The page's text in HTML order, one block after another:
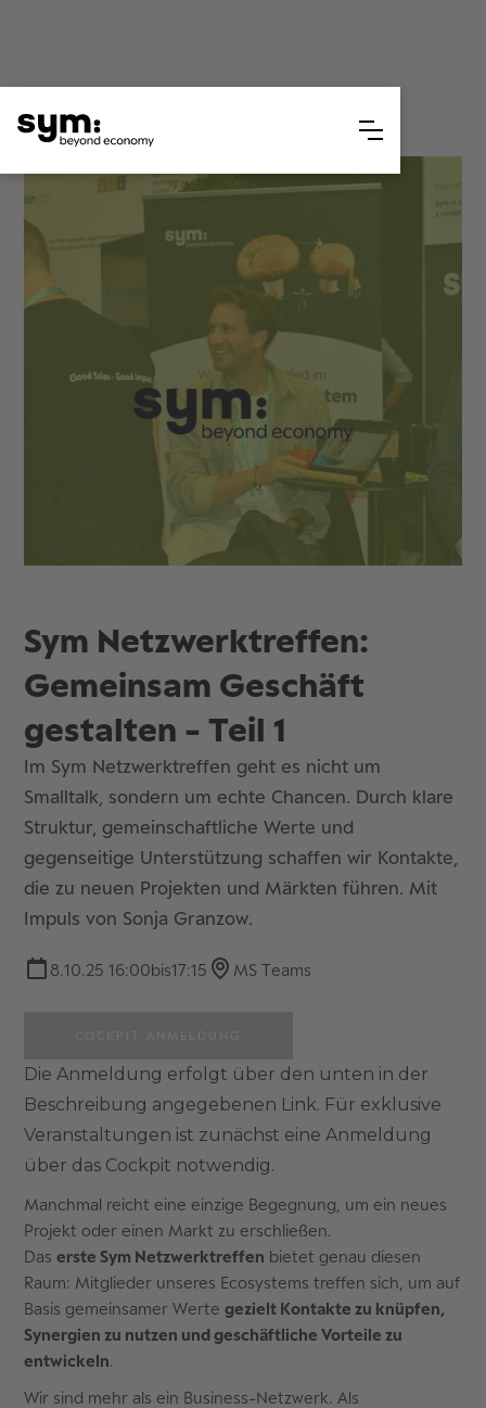
Sym Netzwerktreffen:
Gemeinsam Geschäft
gestalten - Teil 1
Im Sym Netzwerktreffen geht es nicht um
Smalltalk, sondern um echte Chancen. Durch klare
Struktur, gemeinschaftliche Werte und
gegenseitige Unterstützung schaffen wir Kontakte,
die zu neuen Projekten und Märkten führen. Mit
Impuls von Sonja Granzow.
8.10.25 16:00bis17:15 MS Teams
Die Anmeldung erfolgt über den unten in der
Beschreibung angegebenen Link. Für exklusive
Veranstaltungen ist zunächst eine Anmeldung
über das Cockpit notwendig.
Manchmal reicht eine einzige Begegnung, um ein neues
Projekt oder einen Markt zu erschließen.
Daserste Sym Netzwerktreffen bietet genau diesen
Raum: Mitglieder unseres Ecosystems treffen sich, um auf
Basis gemeinsamer Wertegezielt Kontakte zu knüpfen,
Synergien zu nutzen und geschäftliche Vorteile zu
entwickeln.
Wir sind mehr als ein Business-Netzwerk. Als